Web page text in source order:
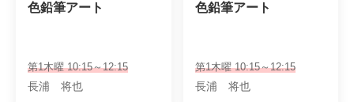
色鉛筆アート
第1木曜 10:15～12:15
長浦 将也
色鉛筆アート
第1木曜 10:15～12:15
長浦 将也